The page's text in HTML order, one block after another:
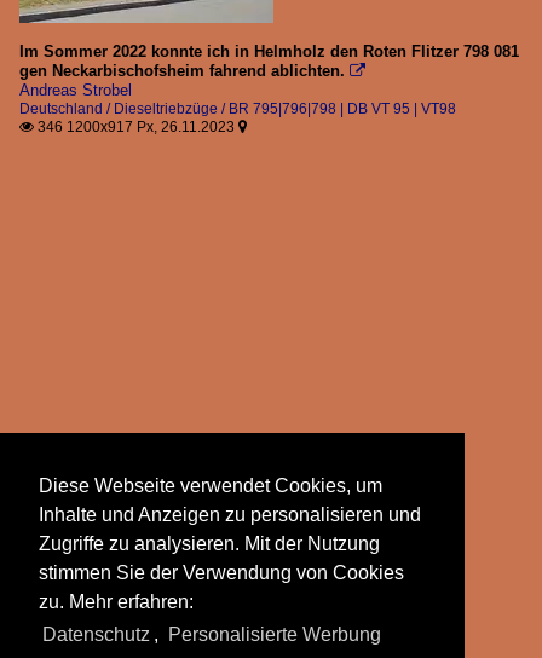
Im Sommer 2022 konnte ich in Helmholz den Roten Flitzer 798 081
gen Neckarbischofsheim fahrend ablichten. 
Andreas Strobel
Deutschland / Dieseltriebzüge / BR 795|796|798 | DB VT 95 | VT98
 346 1200x917 Px, 26.11.2023 
Diese Webseite verwendet Cookies, um
Inhalte und Anzeigen zu personalisieren und
Zugriffe zu analysieren. Mit der Nutzung
stimmen Sie der Verwendung von Cookies
zu. Mehr erfahren:
Datenschutz , Personalisierte Werbung